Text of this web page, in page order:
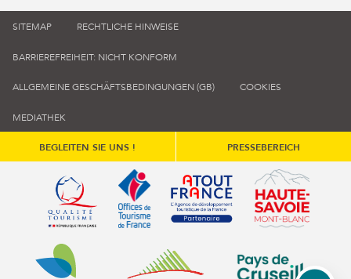
SITEMAP RECHTLICHE HINWEISE
BARRIEREFREIHEIT: NICHT KONFORM
ALLGEMEINE GESCHÄFTSBEDINGUNGEN (GB) COOKIES
MEDIATHEK
BEGLEITEN SIE UNS ! PRESSEBEREICH
Qualité tourisme (s'ouvre dans une nouvelle fenêtre)
Office de tourisme de France (s'ouvre
Atout France (s'ouvre dans
Annemasse Agglo (s'ouvre dans une nouvelle fenêtre)
Communauté de communes du
Communauté de